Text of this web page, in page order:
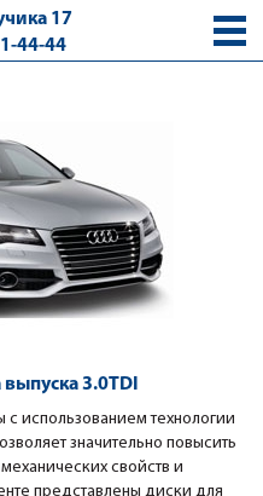
17
44-44
3.0TDI
с использованием технологии
значительно повысить
свойств и
представлены диски для